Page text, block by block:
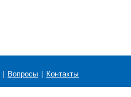
| Вопросы | Контакты